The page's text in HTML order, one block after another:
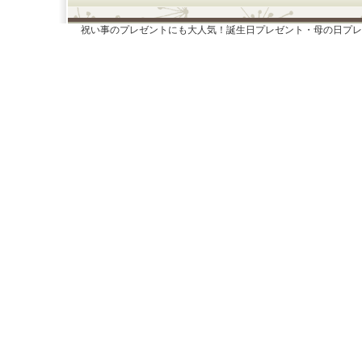
祝い事のプレゼントにも大人気！誕生日プレゼント・母の日プ